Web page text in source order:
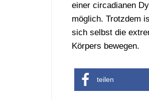
einer circadianen
möglich. Trotzdem
sich selbst die
Körpers bewegen.
teilen